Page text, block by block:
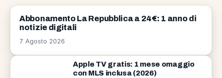
NEWS
Abbonamento La Repubblica a 24€: 1 anno di
notizie digitali
7 Agosto 2026
Apple TV gratis: 1 mese omaggio
con MLS inclusa (2026)